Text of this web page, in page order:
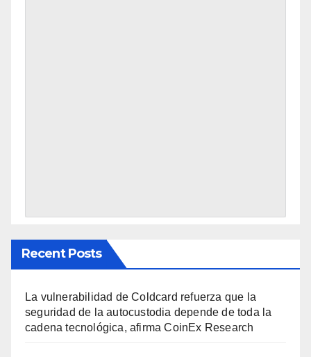
Recent Posts
La vulnerabilidad de Coldcard refuerza que la
seguridad de la autocustodia depende de toda la
cadena tecnológica, afirma CoinEx Research